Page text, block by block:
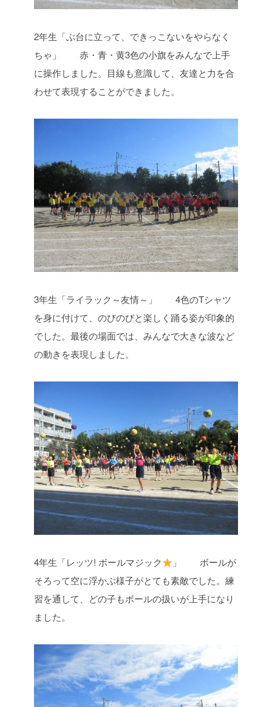
2年生「ぶ台に立って、できっこないをやらなく
ちゃ」 赤・青・黄3色の小旗をみんなで上手
に操作しました。目線も意識して、友達と力を合
わせて表現することができました。
3年生「ライラック～友情～」 4色のTシャツ
を身に付けて、のびのびと楽しく踊る姿が印象的
でした。最後の場面では、みんなで大きな波など
の動きを表現しました。
4年生「レッツ! ボールマジック
」 ボールが
そろって空に浮かぶ様子がとても素敵でした。練
習を通して、どの子もボールの扱いが上手になり
ました。